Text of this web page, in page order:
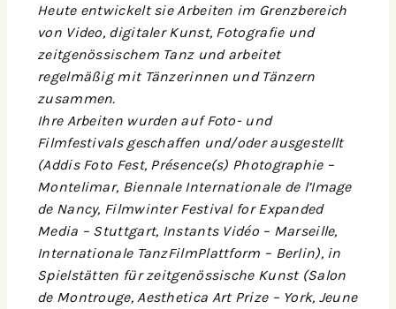
Heute entwickelt sie Arbeiten im Grenzbereich
von Video, digitaler Kunst, Fotografie und
zeitgenössischem Tanz und arbeitet
regelmäßig mit Tänzerinnen und Tänzern
zusammen.
Ihre Arbeiten wurden auf Foto- und
Filmfestivals geschaffen und/oder ausgestellt
(Addis Foto Fest, Présence(s) Photographie –
Montelimar, Biennale Internationale de l’Image
de Nancy, Filmwinter Festival for Expanded
Media – Stuttgart, Instants Vidéo – Marseille,
Internationale TanzFilmPlattform – Berlin), in
Spielstätten für zeitgenössische Kunst (Salon
de Montrouge, Aesthetica Art Prize – York, Jeune